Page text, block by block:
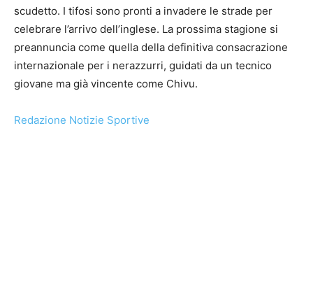
scudetto. I tifosi sono pronti a invadere le strade per
celebrare l’arrivo dell’inglese. La prossima stagione si
preannuncia come quella della definitiva consacrazione
internazionale per i nerazzurri, guidati da un tecnico
giovane ma già vincente come Chivu.
Redazione Notizie Sportive